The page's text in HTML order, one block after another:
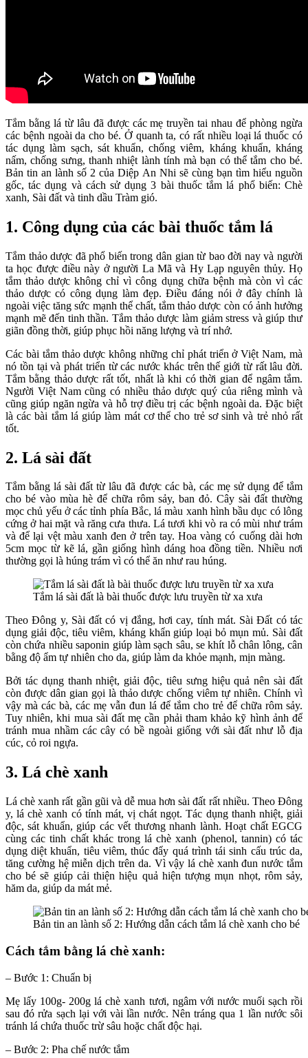
Tắm bằng lá từ lâu đã được các mẹ truyền tai nhau để phòng ngừa
các bệnh ngoài da cho bé. Ở quanh ta, có rất nhiều loại lá thuốc có
tác dụng làm sạch, sát khuẩn, chống viêm, kháng khuẩn, kháng
nấm, chống sưng, thanh nhiệt lành tính mà bạn có thể tắm cho bé.
Bản tin an lành số 2 của Diệp An Nhi sẽ cùng bạn tìm hiểu nguồn
gốc, tác dụng và cách sử dụng 3 bài thuốc tắm lá phổ biến: Chè
xanh, Sài đất và tinh dầu Tràm gió.
1. Công dụng của các bài thuốc tắm lá
Tắm thảo dược đã phổ biến trong dân gian từ bao đời nay và người
ta học được điều này ở người La Mã và Hy Lạp nguyên thủy. Họ
tắm thảo dược không chỉ vì công dụng chữa bệnh mà còn vì các
thảo dược có công dụng làm đẹp. Điều đáng nói ở đây chính là
ngoài việc tăng sức mạnh thể chất, tắm thảo dược còn có ảnh hưởng
mạnh mẽ đến tinh thần. Tắm thảo dược làm giảm stress và giúp thư
giãn đồng thời, giúp phục hồi năng lượng và trí nhớ.
Các bài tắm thảo dược không những chỉ phát triển ở Việt Nam, mà
nó tồn tại và phát triển từ các nước khác trên thế giới từ rất lâu đời.
Tắm bằng thảo dược rất tốt, nhất là khi có thời gian để ngâm tắm.
Người Việt Nam cũng có nhiều thảo dược quý của riêng mình và
cũng giúp ngăn ngừa và hỗ trợ điều trị các bệnh ngoài da. Đặc biệt
là các bài tắm lá giúp làm mát cơ thể cho trẻ sơ sinh và trẻ nhỏ rất
tốt.
2. Lá sài đất
Tắm bằng lá sài đất từ lâu đã được các bà, các mẹ sử dụng để tắm
cho bé vào mùa hè để chữa rôm sảy, ban đỏ. Cây sài đất thường
mọc chủ yếu ở các tỉnh phía Bắc, lá màu xanh hình bầu dục có lông
cứng ở hai mặt và răng cưa thưa. Lá tươi khi vò ra có mùi như trám
và để lại vệt màu xanh đen ở trên tay. Hoa vàng có cuống dài hơn
5cm mọc từ kẽ lá, gần giống hình dáng hoa đồng tiền. Nhiều nơi
thường gọi là húng trám vì có thể ăn như rau húng.
Tắm lá sài đất là bài thuốc được lưu truyền từ xa xưa
Theo Đông y, Sài đất có vị đắng, hơi cay, tính mát. Sài Đất có tác
dụng giải độc, tiêu viêm, kháng khẩn giúp loại bỏ mụn mủ. Sài đất
còn chứa nhiều saponin giúp làm sạch sâu, se khít lỗ chân lông, cân
bằng độ ẩm tự nhiên cho da, giúp làm da khỏe mạnh, mịn màng.
Bởi tác dụng thanh nhiệt, giải độc, tiêu sưng hiệu quả nên sài đất
còn được dân gian gọi là thảo dược chống viêm tự nhiên. Chính vì
vậy mà các bà, các mẹ vẫn đun lá để tắm cho trẻ để chữa rôm sảy.
Tuy nhiên, khi mua sài đất mẹ cần phải tham khảo kỹ hình ảnh để
tránh mua nhầm các cây có bề ngoài giống với sài đất như lỗ địa
cúc, cỏ roi ngựa.
3. Lá chè xanh
Lá chè xanh rất gần gũi và dễ mua hơn sài đất rất nhiều. Theo Đông
y, lá chè xanh có tính mát, vị chát ngọt. Tác dụng thanh nhiệt, giải
độc, sát khuẩn, giúp các vết thương nhanh lành. Hoạt chất EGCG
cùng các tinh chất khác trong lá chè xanh (phenol, tannin) có tác
dụng diệt khuẩn, tiêu viêm, thúc đẩy quá trình tái sinh cấu trúc da,
tăng cường hệ miễn dịch trên da. Vì vậy lá chè xanh đun nước tắm
cho bé sẽ giúp cải thiện hiệu quả hiện tượng mụn nhọt, rôm sảy,
hăm da, giúp da mát mẻ.
Bản tin an lành số 2: Hướng dẫn cách tắm lá chè xanh cho bé
Cách tắm bằng lá chè xanh:
– Bước 1: Chuẩn bị
Mẹ lấy 100g- 200g lá chè xanh tươi, ngâm với nước muối sạch rồi
sau đó rửa sạch lại với vài lần nước. Nên tráng qua 1 lần nước sôi
tránh lá chứa thuốc trừ sâu hoặc chất độc hại.
– Bước 2: Pha chế nước tắm